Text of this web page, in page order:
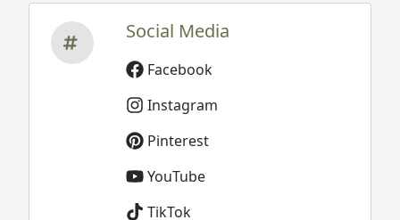
Social Media
Facebook
Instagram
Pinterest
YouTube
TikTok